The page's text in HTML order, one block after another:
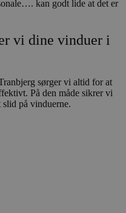
kan godt lide at det er
vi dine vinduer i
sørger vi altid for at
På den måde sikrer vi
slid på vinduerne.